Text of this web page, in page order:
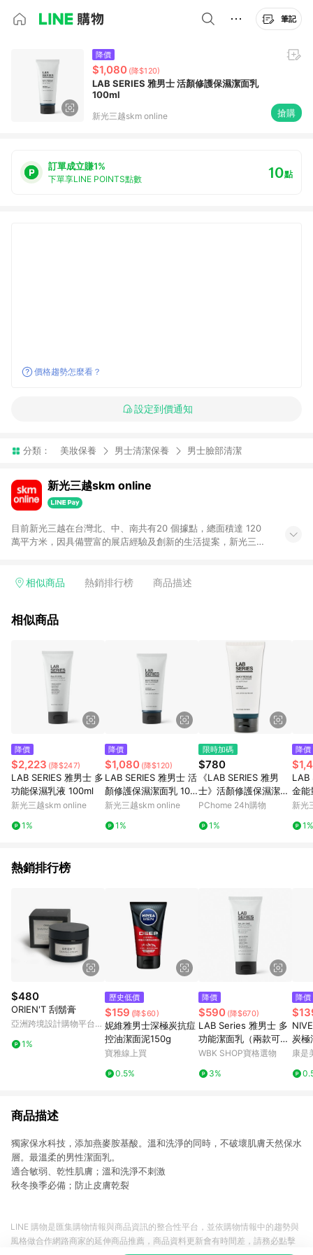
筆記
降價
$1,080 (降$120)
LAB SERIES 雅男士 活顏修護保濕潔面乳
100ml
新光三越skm online 搶購
訂單成立賺1%
下單享LINE POINTS點數 10點
價格趨勢怎麼看？
設定到價通知
分類： 美妝保養 男士清潔保養 男士臉部清潔
新光三越skm online
目前新光三越在台灣北、中、南共有20 個據點，總面積達 120
萬平方米，因具備豐富的展店經驗及創新的生活提案，新光三越
理念不斷向前邁進，並善盡企業社會責任，為人們帶來更愉悅美
相似商品 熱銷排行榜 商品描述
相似商品
降價
$2,223 (降$247)
LAB SERIES 雅男士 多
功能保濕乳液 100ml
新光三越skm online
1%
降價
$1,080 (降$120)
LAB SERIES 雅男士 活
顏修護保濕潔面乳 100
ml
新光三越skm online
1%
限時加碼
$780
《LAB SERIES 雅男
士》活顏修護保濕潔面
乳 100ML
PChome 24h購物
1%
降價
LAB
金能
ml
新光
1%
熱銷排行榜
$480
ORIEN'T 刮鬍膏
亞洲跨境設計購物平台
1%
歷史低價
$159 (降$60)
妮維雅男士深極炭抗痘
控油潔面泥150g
寶雅線上買
0.5%
降價
$590 (降$670)
LAB Series 雅男士 多
功能潔面乳（兩款可
選）Multi-Action Fac
WBK SHOP寶格選物
3%
降價
炭
ml
康是
商品描述
獨家保水科技，添加燕麥胺基酸。溫和洗淨的同時，不破壞肌膚天然保水
層。最溫柔的男性潔面乳。
適合敏弱、乾性肌膚；溫和洗淨不刺激
秋冬換季必備；防止皮膚乾裂
LINE 購物是匯集購物情報與商品資訊的整合性平台，並依購物情報中的趨勢與
風格做合作網路商家的延伸商品推薦，商品資料更新會有時間差，請務必點擊